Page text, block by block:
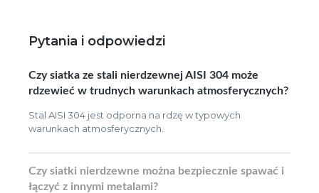
Pytania i odpowiedzi
Czy siatka ze stali nierdzewnej AISI 304 może
rdzewieć w trudnych warunkach atmosferycznych?
Stal AISI 304 jest odporna na rdzę w typowych
warunkach atmosferycznych.
Czy siatki nierdzewne można bezpiecznie spawać i
łączyć z innymi metalami?